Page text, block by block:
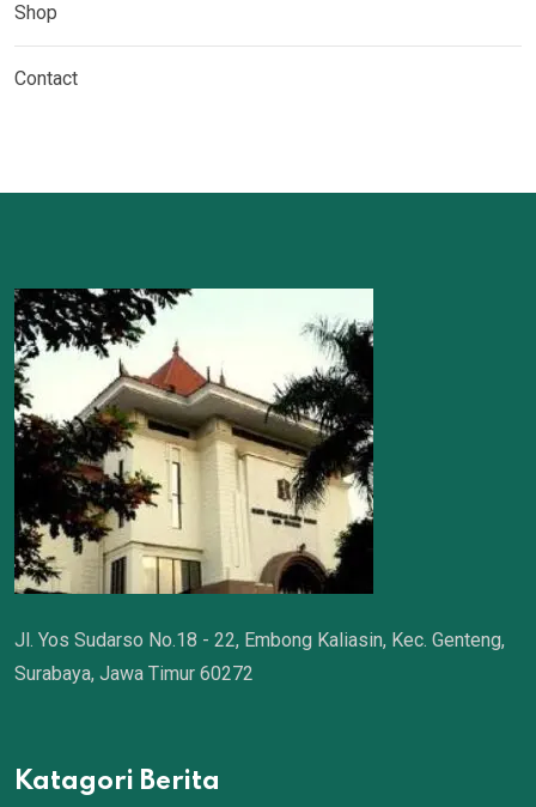
Shop
Contact
Jl. Yos Sudarso No.18 - 22, Embong Kaliasin, Kec. Genteng,
Surabaya, Jawa Timur 60272
Katagori Berita